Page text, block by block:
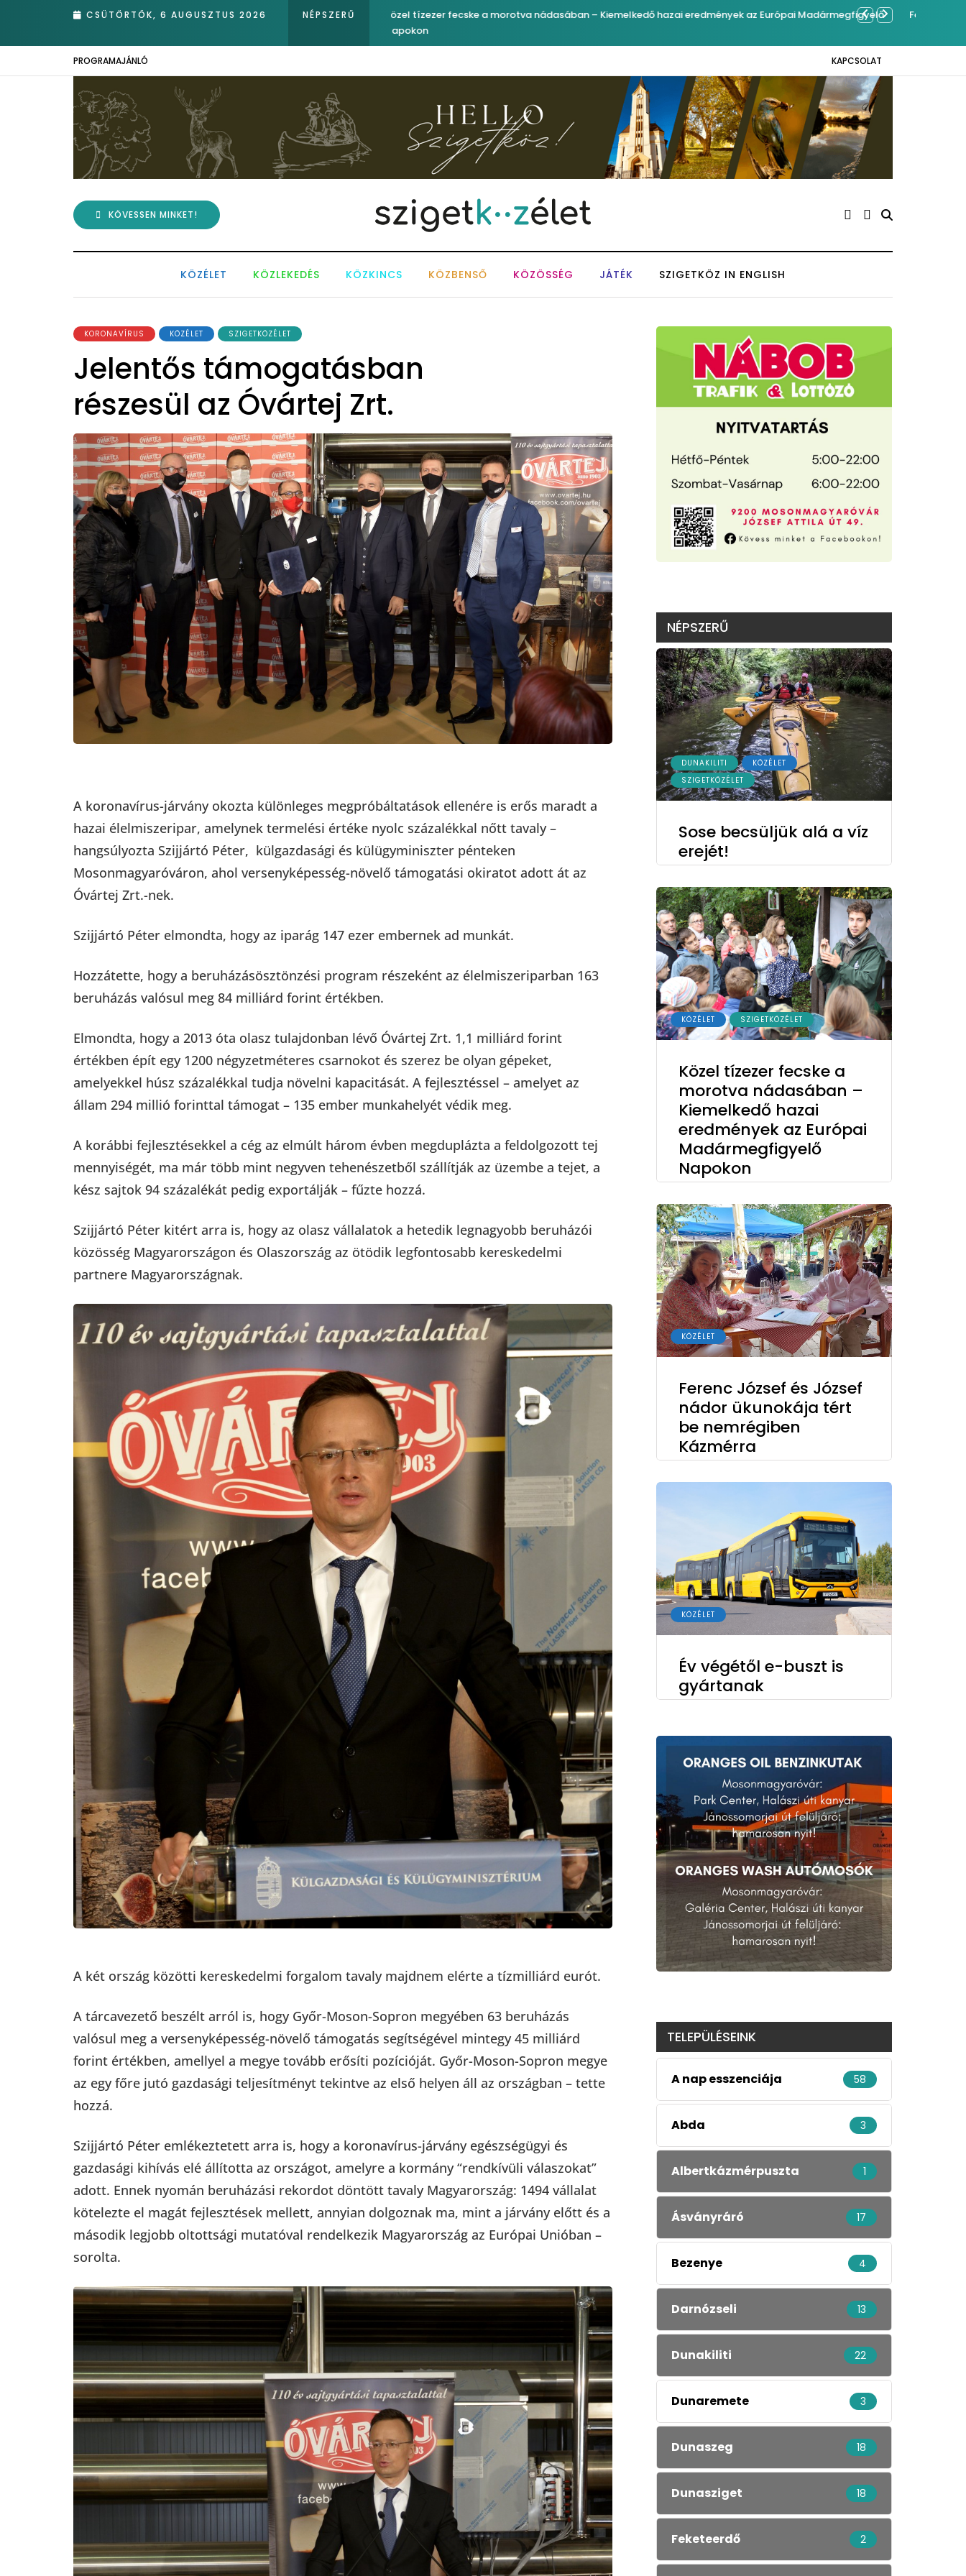
CSÜTÖRTÖK, 6 AUGUSZTUS 2026 NÉPSZERŰ
nádasában – Kiemelkedő hazai eredmények az Európai Madármegfigyelő Ferenc József és József nádor ükunokája tért be nemrégiben Kázmérra Év
PROGRAMAJÁNLÓ KAPCSOLAT
KÖVESSEN MINKET!
KÖZÉLET KÖZLEKEDÉS KÖZKINCS KÖZBENSŐ KÖZÖSSÉG JÁTÉK SZIGETKÖZ IN ENGLISH
KORONAVÍRUS KÖZÉLET SZIGETKÖZÉLET
Jelentős támogatásban
részesül az Óvártej Zrt.
A koronavírus-járvány okozta különleges megpróbáltatások ellenére is erős maradt a
hazai élelmiszeripar, amelynek termelési értéke nyolc százalékkal nőtt tavaly –
hangsúlyozta Szijjártó Péter, külgazdasági és külügyminiszter pénteken
Mosonmagyaróváron, ahol versenyképesség-növelő támogatási okiratot adott át az
Óvártej Zrt.-nek.
Szijjártó Péter elmondta, hogy az iparág 147 ezer embernek ad munkát.
Hozzátette, hogy a beruházásösztönzési program részeként az élelmiszeriparban 163
beruházás valósul meg 84 milliárd forint értékben.
Elmondta, hogy a 2013 óta olasz tulajdonban lévő Óvártej Zrt. 1,1 milliárd forint
értékben épít egy 1200 négyzetméteres csarnokot és szerez be olyan gépeket,
amelyekkel húsz százalékkal tudja növelni kapacitását. A fejlesztéssel – amelyet az
állam 294 millió forinttal támogat – 135 ember munkahelyét védik meg.
A korábbi fejlesztésekkel a cég az elmúlt három évben megduplázta a feldolgozott tej
mennyiségét, ma már több mint negyven tehenészetből szállítják az üzembe a tejet, a
kész sajtok 94 százalékát pedig exportálják – fűzte hozzá.
Szijjártó Péter kitért arra is, hogy az olasz vállalatok a hetedik legnagyobb beruházói
közösség Magyarországon és Olaszország az ötödik legfontosabb kereskedelmi
partnere Magyarországnak.
A két ország közötti kereskedelmi forgalom tavaly majdnem elérte a tízmilliárd eurót.
A tárcavezető beszélt arról is, hogy Győr-Moson-Sopron megyében 63 beruházás
valósul meg a versenyképesség-növelő támogatás segítségével mintegy 45 milliárd
forint értékben, amellyel a megye tovább erősíti pozícióját. Győr-Moson-Sopron megye
az egy főre jutó gazdasági teljesítményt tekintve az első helyen áll az országban – tette
hozzá.
Szijjártó Péter emlékeztetett arra is, hogy a koronavírus-járvány egészségügyi és
gazdasági kihívás elé állította az országot, amelyre a kormány “rendkívüli válaszokat”
adott. Ennek nyomán beruházási rekordot döntött tavaly Magyarország: 1494 vállalat
kötelezte el magát fejlesztések mellett, annyian dolgoznak ma, mint a járvány előtt és a
második legjobb oltottsági mutatóval rendelkezik Magyarország az Európai Unióban –
sorolta.
NÉPSZERŰ
DUNAKILITI
KÖZÉLET
SZIGETKÖZÉLET
Sose becsüljük alá a víz
erejét!
KÖZÉLET SZIGETKÖZÉLET
Közel tízezer fecske a
morotva nádasában –
Kiemelkedő hazai
eredmények az Európai
Madármegfigyelő
Napokon
KÖZÉLET
Ferenc József és József
nádor ükunokája tért
be nemrégiben
Kázmérra
KÖZÉLET
Év végétől e-buszt is
gyártanak
TELEPÜLÉSEINK
A nap esszenciája 58
Abda 3
Albertkázmérpuszta 1
Ásványráró 17
Bezenye 4
Darnózseli 13
Dunakiliti 22
Dunaremete 3
Dunaszeg 18
Dunasziget 18
Feketeerdő 2